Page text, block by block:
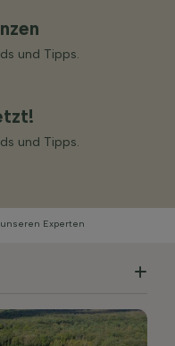
und Tipps.
und Tipps.
Experten